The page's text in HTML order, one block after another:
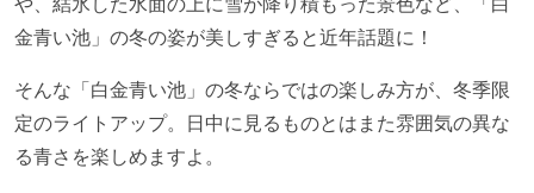
金青い池」の冬の姿が美しすぎると近年話題に！
そんな「白金青い池」の冬ならではの楽しみ方が、冬季限
定のライトアップ。日中に見るものとはまた雰囲気の異な
る青さを楽しめますよ。